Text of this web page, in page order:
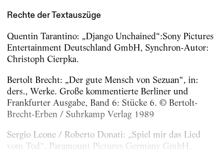
Rechte der Textauszüge
Quentin Tarantino: „Django Unchained“:Sony Pictures
Entertainment Deutschland GmbH, Synchron-Autor:
Christoph Cierpka.
Bertolt Brecht: „Der gute Mensch von Sezuan“, in:
ders., Werke. Große kommentierte Berliner und
Frankfurter Ausgabe, Band 6: Stücke 6. © Bertolt-
Brecht-Erben / Suhrkamp Verlag 1989
Sergio Leone / Roberto Donati: „Spiel mir das Lied
vom Tod“, Paramount Pictures Germany GmbH.